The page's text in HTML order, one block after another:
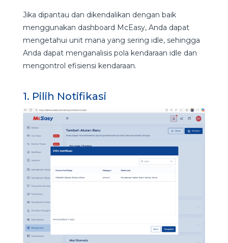
Jika dipantau dan dikendalikan dengan baik
menggunakan dashboard McEasy, Anda dapat
mengetahui unit mana yang sering idle, sehingga
Anda dapat menganalisis pola kendaraan idle dan
mengontrol efisiensi kendaraan.
1. Pilih Notifikasi